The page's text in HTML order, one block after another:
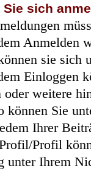
Sie sich
Anmelden
sie sich
Einloggen
oder weitere
können Sie
Ihrer
Profil
unter Ihrem